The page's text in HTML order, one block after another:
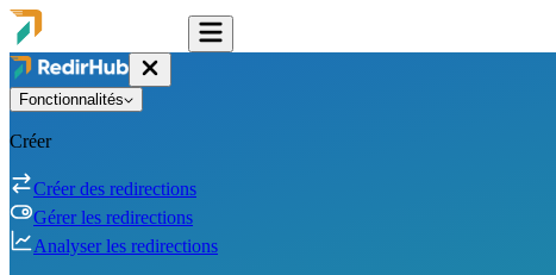
Fonctionnalités
Créer
Créer des redirections
Gérer les redirections
Analyser les redirections